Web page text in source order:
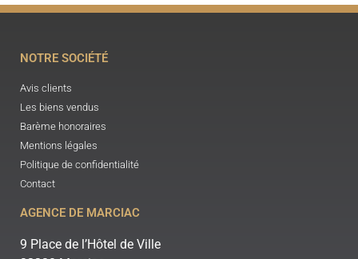
NOTRE SOCIÉTÉ
Avis clients
Les biens vendus
Barème honoraires
Mentions légales
Politique de confidentialité
Contact
AGENCE DE MARCIAC
9 Place de l’Hôtel de Ville